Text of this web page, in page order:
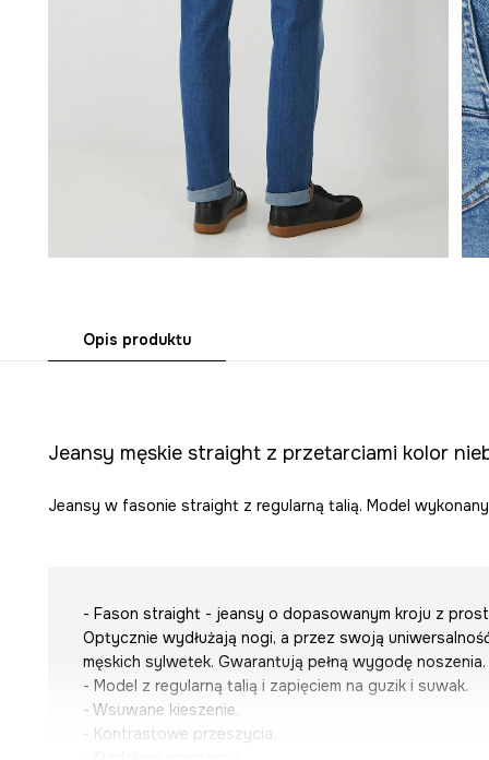
Opis produktu
Jeansy męskie straight z przetarciami kolor
Jeansy w fasonie straight z regularną talią. Model
- Fason straight - jeansy o dopasowanym kroju z
Optycznie wydłużają nogi, a przez swoją
męskich sylwetek. Gwarantują pełną wygodę noszenia.
- Model z regularną talią i zapięciem na guzik i suwak.
- Wsuwane kieszenie.
- Kontrastowe przeszycia.